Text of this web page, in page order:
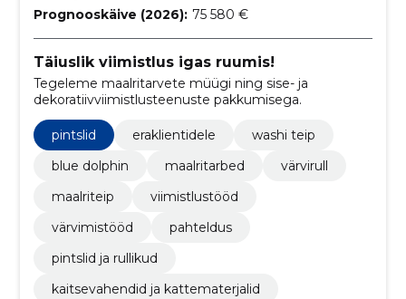
Prognooskäive (2026): 75 580 €
Täiuslik viimistlus igas ruumis!
Tegeleme maalritarvete müügi ning sise- ja
dekoratiivviimistlusteenuste pakkumisega.
pintslid eraklientidele
washi teip
blue dolphin
maalritarbed
värvirull
maalriteip
viimistlustööd
värvimistööd
pahteldus
pintslid ja rullikud
kaitsevahendid ja kattematerjalid